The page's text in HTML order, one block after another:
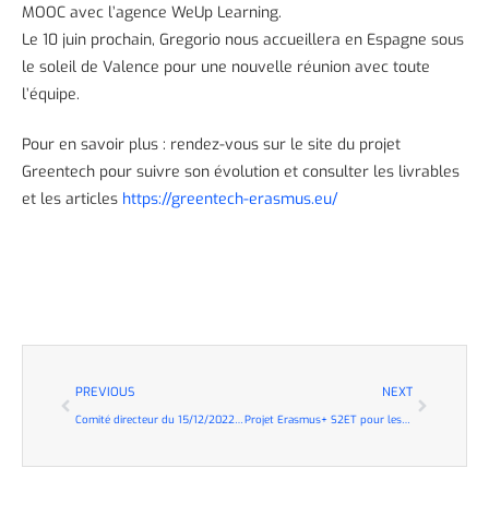
MOOC avec l’agence WeUp Learning.
Le 10 juin prochain, Gregorio nous accueillera en Espagne sous
le soleil de Valence pour une nouvelle réunion avec toute
l’équipe.
Pour en savoir plus : rendez-vous sur le site du projet
Greentech pour suivre son évolution et consulter les livrables
et les articles https://greentech-erasmus.eu/
PREVIOUS NEXT
Projet Erasmus+ S2ET pour les CAP électricien de Saint Martin d’Hères !